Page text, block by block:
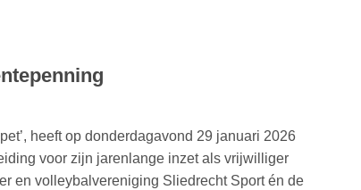
heeft op donderdagavond 29 januari 2026
voor zijn jarenlange inzet als vrijwilliger
en volleybalvereniging Sliedrecht Sport én de